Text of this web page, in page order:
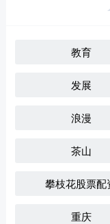
教育
发展
浪漫
茶山
攀枝花股票配
重庆